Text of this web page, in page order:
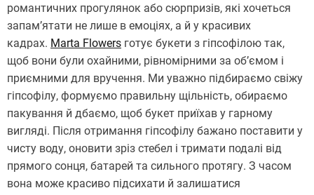
романтичних прогулянок або сюрпризів, які хочеться
запам’ятати не лише в емоціях, а й у красивих
кадрах. Marta Flowers готує букети з гіпсофілою так,
щоб вони були охайними, рівномірними за об’ємом і
приємними для вручення. Ми уважно підбираємо свіжу
гіпсофілу, формуємо правильну щільність, обираємо
пакування й дбаємо, щоб букет приїхав у гарному
вигляді. Після отримання гіпсофілу бажано поставити у
чисту воду, оновити зріз стебел і тримати подалі від
прямого сонця, батарей та сильного протягу. З часом
вона може красиво підсихати й залишатися